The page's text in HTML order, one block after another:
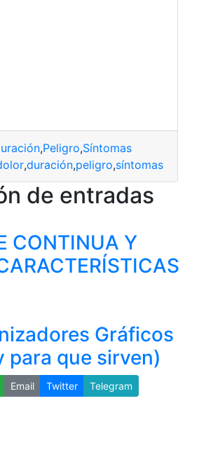
,Peligro,Síntomas
,duración,peligro,síntomas
de entradas
CONTINUA Y
Gráficos
para que sirven)
Email Twitter Telegram